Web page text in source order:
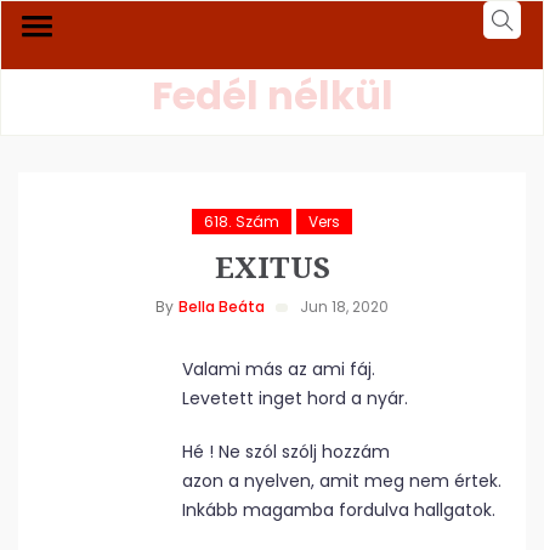
Fedél nélkül
618. Szám Vers
EXITUS
By Bella Beáta Jun 18, 2020
Valami más az ami fáj.
Levetett inget hord a nyár.
Hé ! Ne szól szólj hozzám
azon a nyelven, amit meg nem értek.
Inkább magamba fordulva hallgatok.